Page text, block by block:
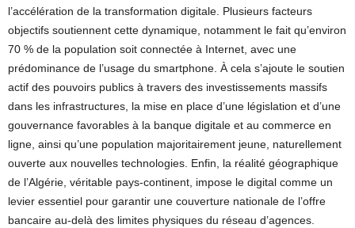
l’accélération de la transformation digitale. Plusieurs facteurs
objectifs soutiennent cette dynamique, notamment le fait qu’environ
70 % de la population soit connectée à Internet, avec une
prédominance de l’usage du smartphone. À cela s’ajoute le soutien
actif des pouvoirs publics à travers des investissements massifs
dans les infrastructures, la mise en place d’une législation et d’une
gouvernance favorables à la banque digitale et au commerce en
ligne, ainsi qu’une population majoritairement jeune, naturellement
ouverte aux nouvelles technologies. Enfin, la réalité géographique
de l’Algérie, véritable pays-continent, impose le digital comme un
levier essentiel pour garantir une couverture nationale de l’offre
bancaire au-delà des limites physiques du réseau d’agences.